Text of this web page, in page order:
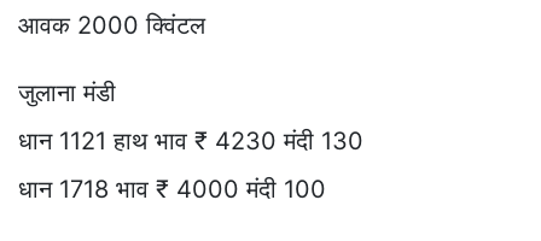
आवक 2000 क्विंटल
जुलाना मंडी
धान 1121 हाथ भाव ₹ 4230 मंदी 130
धान 1718 भाव ₹ 4000 मंदी 100